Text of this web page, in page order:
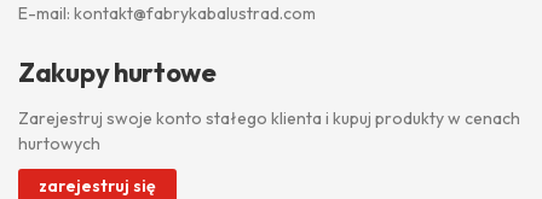
E-mail: kontakt@fabrykabalustrad.com
Zakupy hurtowe
Zarejestruj swoje konto stałego klienta i kupuj produkty w cenach
hurtowych
zarejestruj się